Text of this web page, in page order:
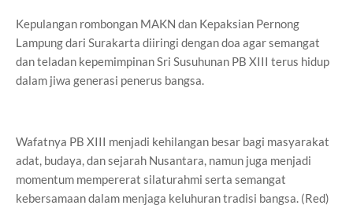
Kepulangan rombongan MAKN dan Kepaksian Pernong
Lampung dari Surakarta diiringi dengan doa agar semangat
dan teladan kepemimpinan Sri Susuhunan PB XIII terus hidup
dalam jiwa generasi penerus bangsa.
Wafatnya PB XIII menjadi kehilangan besar bagi masyarakat
adat, budaya, dan sejarah Nusantara, namun juga menjadi
momentum mempererat silaturahmi serta semangat
kebersamaan dalam menjaga keluhuran tradisi bangsa. (Red)